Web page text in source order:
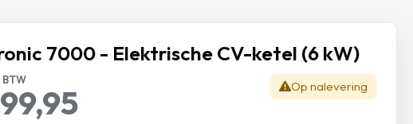
7000 - Elektrische CV-ketel (6 kW)
Op nalevering